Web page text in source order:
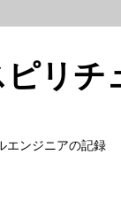
リ
ンジニアの記録